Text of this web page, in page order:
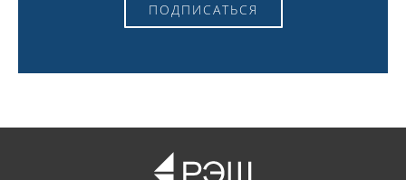
ПОДПИСАТЬСЯ